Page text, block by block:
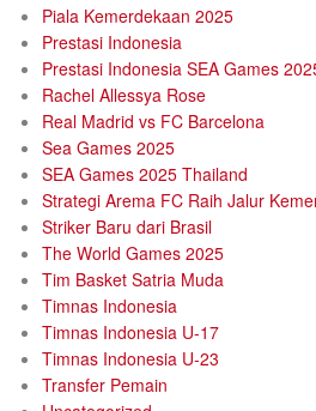
Piala Kemerdekaan 2025
Prestasi Indonesia
Prestasi Indonesia SEA Games
Rachel Allessya Rose
Real Madrid vs FC Barcelona
Sea Games 2025
SEA Games 2025 Thailand
Strategi Arema FC Raih Jalur
Striker Baru dari Brasil
The World Games 2025
Tim Basket Satria Muda
Timnas Indonesia
Timnas Indonesia U-17
Timnas Indonesia U‑23
Transfer Pemain